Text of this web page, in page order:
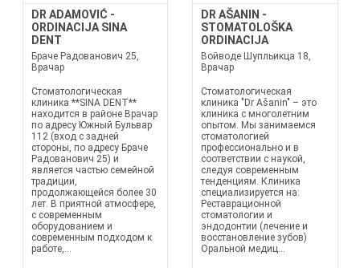
DR ADAMOVIĆ -
ORDINACIJA SINA
DENT
Браче Радованович 25,
Врачар
Стоматологическая
клиника **SINA DENT**
находится в районе Врачар
по адресу Южный Бульвар
112 (вход с задней
стороны, по адресу Браче
Радованович 25) и
является частью семейной
традиции,
продолжающейся более 30
лет. В приятной атмосфере,
с современным
оборудованием и
современным подходом к
работе,...
DR AŠANIN -
STOMATOLOŠKA
ORDINACIJA
Войводе Шупльикца 18,
Врачар
Стоматологическая
клиника "Dr Ašanin" – это
клиника с многолетним
опытом. Мы занимаемся
стоматологией
профессионально и в
соответствии с наукой,
следуя современным
тенденциям. Клиника
специализируется на:
Реставрационной
стоматологии и
эндодонтии (лечение и
восстановление зубов)
Оральной медиц...